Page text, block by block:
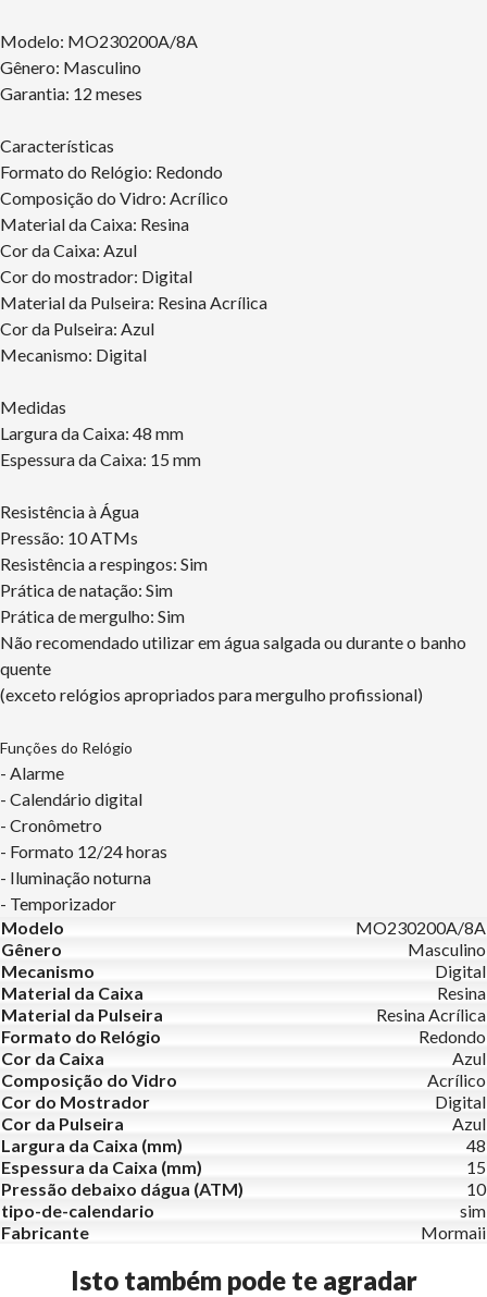
Modelo: MO230200A/8A
Gênero: Masculino
Garantia: 12 meses
Características
Formato do Relógio: Redondo
Composição do Vidro: Acrílico
Material da Caixa: Resina
Cor da Caixa: Azul
Cor do mostrador: Digital
Material da Pulseira: Resina Acrílica
Cor da Pulseira: Azul
Mecanismo: Digital
Medidas
Largura da Caixa: 48 mm
Espessura da Caixa: 15 mm
Resistência à Água
Pressão: 10 ATMs
Resistência a respingos: Sim
Prática de natação: Sim
Prática de mergulho: Sim
Não recomendado utilizar em água salgada ou durante o banho
quente
(exceto relógios apropriados para mergulho profissional)
Funções do Relógio
- Alarme
- Calendário digital
- Cronômetro
- Formato 12/24 horas
- Iluminação noturna
- Temporizador
Modelo
MO230200A/8A
Gênero
Masculino
Mecanismo
Digital
Material da Caixa
Resina
Material da Pulseira
Resina Acrílica
Formato do Relógio
Redondo
Cor da Caixa
Azul
Composição do Vidro
Acrílico
Cor do Mostrador
Digital
Cor da Pulseira
Azul
Largura da Caixa (mm)
48
Espessura da Caixa (mm)
15
Pressão debaixo dágua (ATM)
10
tipo-de-calendario
sim
Fabricante
Mormaii
Isto também pode te agradar